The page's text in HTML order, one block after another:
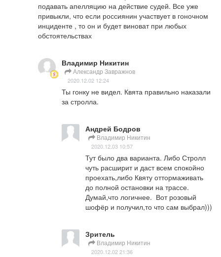
подавать апелляцию на действие судей. Все уже
привыкли, что если россиянин участвует в гоночном
инциденте , то он и будет виноват при любых
обстоятельствах
Владимир Никитин
Александр Завражнов
2020.12.02 12:24
Ты гонку не видел. Квята правильно наказали
за стролла.
Андрей Бодров
Владимир Никитин
2020.12.03 10:57
Тут было два варианта. Либо Стролл
чуть расширит и даст всем спокойно
проехать,либо Квяту оттормаживать
до полной остановки на трассе.
Думай,что логичнее.  Вот розовый
шофёр и получил,то что сам выбрал)))
Зритель
Владимир Никитин
2020.12.02 21:36